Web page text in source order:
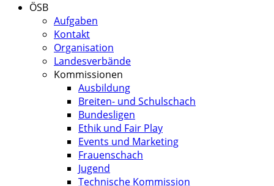
ÖSB
Aufgaben
Kontakt
Organisation
Landesverbände
Kommissionen
Ausbildung
Breiten- und Schulschach
Bundesligen
Ethik und Fair Play
Events und Marketing
Frauenschach
Jugend
Technische Kommission